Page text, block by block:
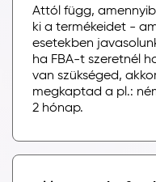
Attól függ,
ki a termékeidet -
esetekben
ha FBA-t szeretnél
van szükséged,
megkaptad a pl.:
2 hónap.